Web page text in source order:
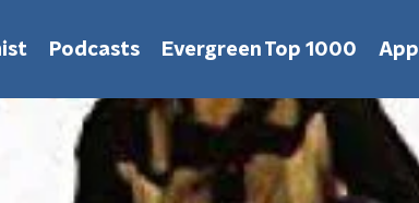
Podcasts Evergreen Top 1000 App